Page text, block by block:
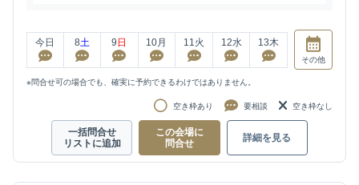
今日 8土 9 日 10月 11 火 12水 13木
その他
※問合せ可の場合でも、確実に予約できるわけではありません。
空き枠あり 要相談 空き枠なし
一括問合せ
リストに追加
この会場に
問合せ
詳細を見る